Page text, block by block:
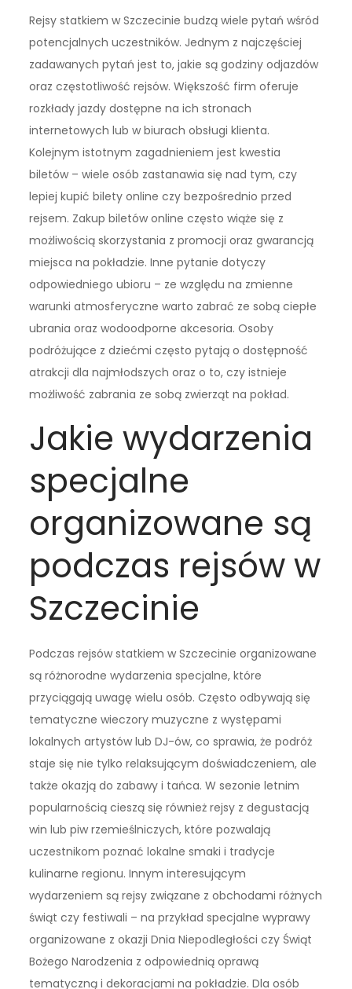
Rejsy statkiem w Szczecinie budzą wiele pytań wśród
potencjalnych uczestników. Jednym z najczęściej
zadawanych pytań jest to, jakie są godziny odjazdów
oraz częstotliwość rejsów. Większość firm oferuje
rozkłady jazdy dostępne na ich stronach
internetowych lub w biurach obsługi klienta.
Kolejnym istotnym zagadnieniem jest kwestia
biletów – wiele osób zastanawia się nad tym, czy
lepiej kupić bilety online czy bezpośrednio przed
rejsem. Zakup biletów online często wiąże się z
możliwością skorzystania z promocji oraz gwarancją
miejsca na pokładzie. Inne pytanie dotyczy
odpowiedniego ubioru – ze względu na zmienne
warunki atmosferyczne warto zabrać ze sobą ciepłe
ubrania oraz wodoodporne akcesoria. Osoby
podróżujące z dziećmi często pytają o dostępność
atrakcji dla najmłodszych oraz o to, czy istnieje
możliwość zabrania ze sobą zwierząt na pokład.
Jakie wydarzenia
specjalne
organizowane są
podczas rejsów w
Szczecinie
Podczas rejsów statkiem w Szczecinie organizowane
są różnorodne wydarzenia specjalne, które
przyciągają uwagę wielu osób. Często odbywają się
tematyczne wieczory muzyczne z występami
lokalnych artystów lub DJ-ów, co sprawia, że podróż
staje się nie tylko relaksującym doświadczeniem, ale
także okazją do zabawy i tańca. W sezonie letnim
popularnością cieszą się również rejsy z degustacją
win lub piw rzemieślniczych, które pozwalają
uczestnikom poznać lokalne smaki i tradycje
kulinarne regionu. Innym interesującym
wydarzeniem są rejsy związane z obchodami różnych
świąt czy festiwali – na przykład specjalne wyprawy
organizowane z okazji Dnia Niepodległości czy Świąt
Bożego Narodzenia z odpowiednią oprawą
tematyczną i dekoracjami na pokładzie. Dla osób